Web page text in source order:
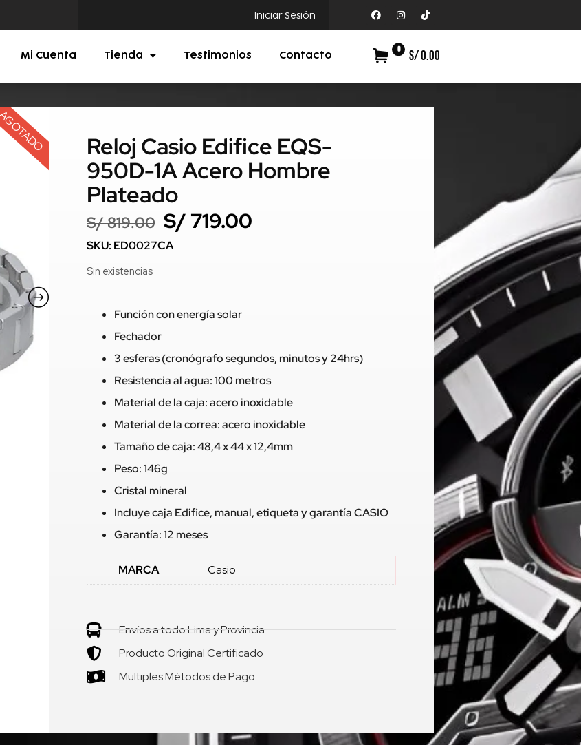
Iniciar Sesión
Mi Cuenta Tienda Testimonios Contacto
0 S/ 0.00
Reloj Casio Edifice EQS-
950D-1A Acero Hombre
Plateado
S/819.00 S/ 719.00
SKU: ED0027CA
Sin existencias
Función con energía solar
Fechador
3 esferas (cronógrafo segundos, minutos y 24hrs)
Resistencia al agua: 100 metros
Material de la caja: acero inoxidable
Material de la correa: acero inoxidable
Tamaño de caja: 48,4 x 44 x 12,4mm
Peso: 146g
Cristal mineral
Incluye caja Edifice, manual, etiqueta y garantía CASIO
Garantía: 12 meses
MARCA Casio
Envíos a todo Lima y Provincia
Producto Original Certificado
Multiples Métodos de Pago